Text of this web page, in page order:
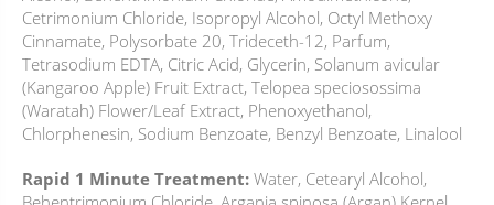
Cetrimonium Chloride, Isopropyl Alcohol, Octyl Methoxy
Cinnamate, Polysorbate 20, Trideceth-12, Parfum,
Tetrasodium EDTA, Citric Acid, Glycerin, Solanum avicular
(Kangaroo Apple) Fruit Extract, Telopea speciosossima
(Waratah) Flower/Leaf Extract, Phenoxyethanol,
Chlorphenesin, Sodium Benzoate, Benzyl Benzoate, Linalool
Rapid 1 Minute Treatment: Water, Cetearyl Alcohol,